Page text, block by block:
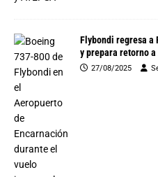
Flybondi regresa a
y prepara retorno a
27/08/2025